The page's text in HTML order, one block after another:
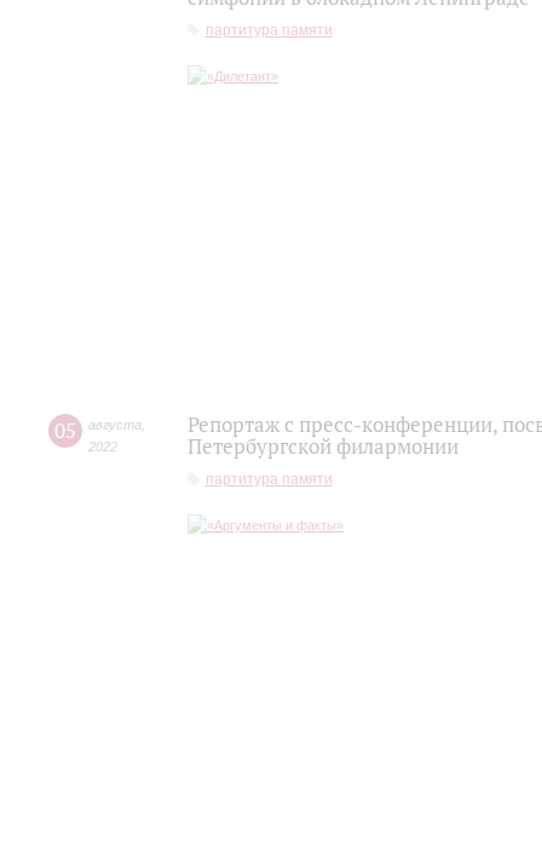
партитура памяти
05 августа
2022
Репортаж с пресс-конференции,
Петербургской филармонии
партитура памяти